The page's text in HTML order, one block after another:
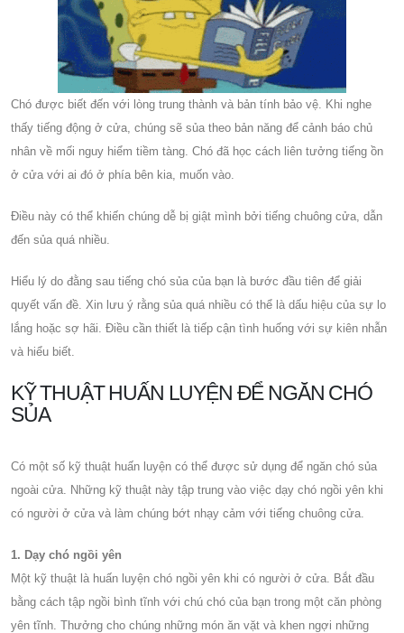
Chó được biết đến với lòng trung thành và bản tính bảo vệ. Khi nghe
thấy tiếng động ở cửa, chúng sẽ sủa theo bản năng để cảnh báo chủ
nhân về mối nguy hiểm tiềm tàng. Chó đã học cách liên tưởng tiếng ồn
ở cửa với ai đó ở phía bên kia, muốn vào.
Điều này có thể khiến chúng dễ bị giật mình bởi tiếng chuông cửa, dẫn
đến sủa quá nhiều.
Hiểu lý do đằng sau tiếng chó sủa của bạn là bước đầu tiên để giải
quyết vấn đề. Xin lưu ý rằng sủa quá nhiều có thể là dấu hiệu của sự lo
lắng hoặc sợ hãi. Điều cần thiết là tiếp cận tình huống với sự kiên nhẫn
và hiểu biết.
KỸ THUẬT HUẤN LUYỆN ĐỂ NGĂN CHÓ
SỦA
Có một số kỹ thuật huấn luyện có thể được sử dụng để ngăn chó sủa
ngoài cửa. Những kỹ thuật này tập trung vào việc dạy chó ngồi yên khi
có người ở cửa và làm chúng bớt nhạy cảm với tiếng chuông cửa.
1. Dạy chó ngồi yên
Một kỹ thuật là huấn luyện chó ngồi yên khi có người ở cửa. Bắt đầu
bằng cách tập ngồi bình tĩnh với chú chó của bạn trong một căn phòng
yên tĩnh. Thưởng cho chúng những món ăn vặt và khen ngợi những